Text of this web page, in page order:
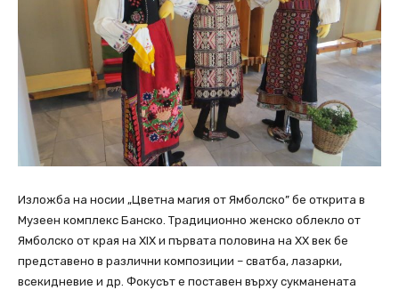
Изложба на носии „Цветна магия от Ямболско” бе открита в
Музеен комплекс Банско. Традиционно женско облекло от
Ямболско от края на ХІХ и първата половина на ХХ век бе
представено в различни композиции – сватба, лазарки,
всекидневие и др. Фокусът е поставен върху сукманената